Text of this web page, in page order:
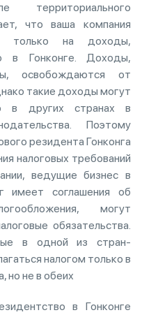
территориального
что ваша компания
только на доходы,
в Гонконге. Доходы,
освобождаются от
такие доходы могут
в других странах в
Поэтому
резидента Гонконга
налоговых требований
ведущие бизнес в
имеет соглашения об
могут
обязательства.
в одной из стран-
налогом только в
но не в обеих
в Гонконге